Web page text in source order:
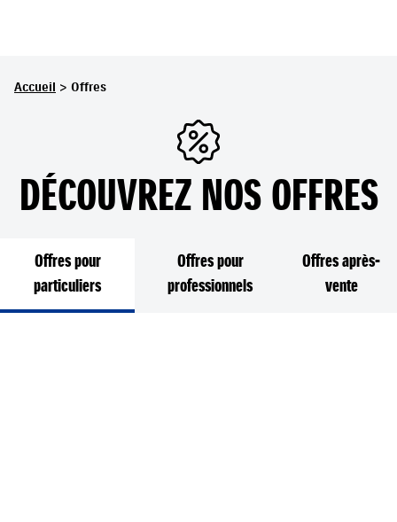
Accueil > Offres
DÉCOUVREZ NOS OFFRES
Offres pour
particuliers
Offres pour
professionnels
Offres après-
vente